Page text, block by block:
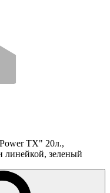
TX" 20л.,
линейкой, зеленый